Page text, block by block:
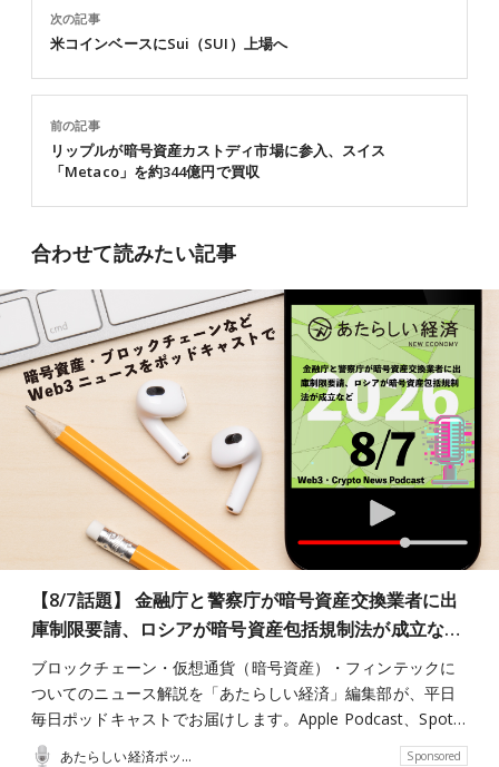
前の記事
リップルが暗号資産カストディ市場に参入、スイス
「Metaco」を約344億円で買収
次の記事
米コインベースにSui（SUI）上場へ
合わせて読みたい記事
【8/7話題】 金融庁と警察庁が暗号資産交換業者に出
庫制限要請、ロシアが暗号資産包括規制法が成立な…
ブロックチェーン・仮想通貨（暗号資産）・フィンテックに
ついてのニュース解説を「あたらしい経済」編集部が、平日
毎日ポッドキャストでお届けします。Apple Podcast、Spot…
あたらしい経済ポッドキャスト Sponsored